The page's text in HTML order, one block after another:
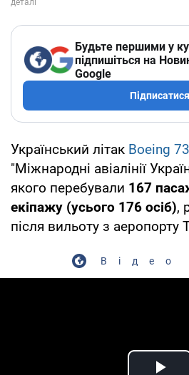
Будьте першими у
підпишіться на
Google
Підписатися
Український літак Boeing
"Міжнародні авіалінії
якого перебували 167
екіпажу (усього 176 осіб),
після вильоту з аеропорту
Відео